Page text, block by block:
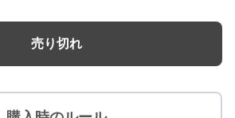
売り切れ